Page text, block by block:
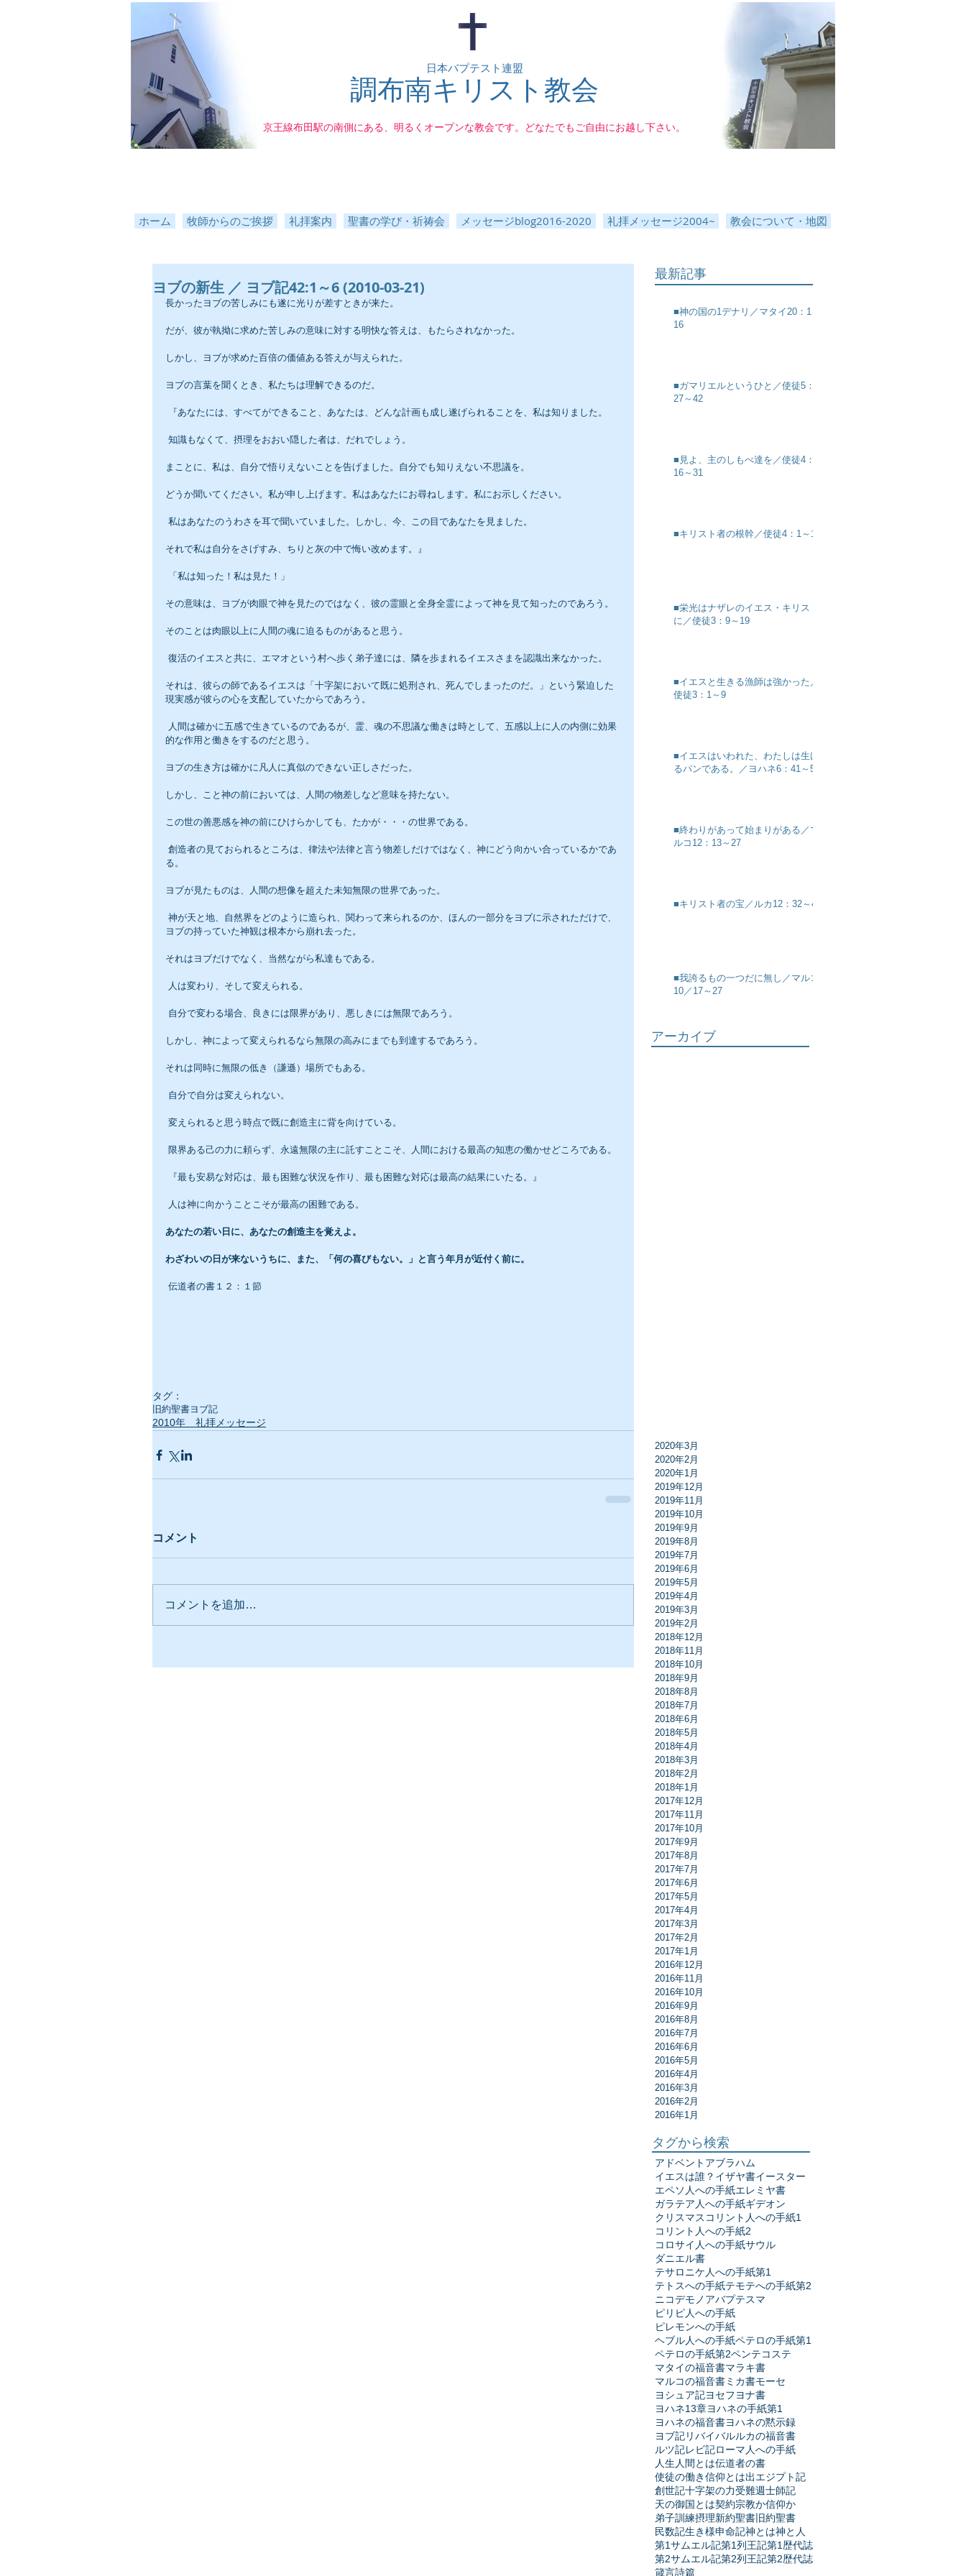
京王線布田駅の南側にある、明るくオープンな教会です。どなたでもご自由にお越し下さい。
日本バプテスト連盟
調布南キリスト教会
ホーム 牧師からのご挨拶 礼拝案内 聖書の学び・祈祷会 メッセージblog2016-2020 礼拝メッセージ2004~ 教会について・地図
ヨブの新生 ／ ヨブ記42:1～6 (2010-03-21)
長かったヨブの苦しみにも遂に光りが差すときが来た。
だが、彼が執拗に求めた苦しみの意味に対する明快な答えは、もたらされなかった。
しかし、ヨブが求めた百倍の価値ある答えが与えられた。
ヨブの言葉を聞くとき、私たちは理解できるのだ。
『あなたには、すべてができること、あなたは、どんな計画も成し遂げられることを、私は知りました。
知識もなくて、摂理をおおい隠した者は、だれでしょう。
まことに、私は、自分で悟りえないことを告げました。自分でも知りえない不思議を。
どうか聞いてください。私が申し上げます。私はあなたにお尋ねします。私にお示しください。
私はあなたのうわさを耳で聞いていました。しかし、今、この目であなたを見ました。
それで私は自分をさげすみ、ちりと灰の中で悔い改めます。』
「私は知った！私は見た！」
その意味は、ヨブが肉眼で神を見たのではなく、彼の霊眼と全身全霊によって神を見て知ったのであろう。
そのことは肉眼以上に人間の魂に迫るものがあると思う。
復活のイエスと共に、エマオという村へ歩く弟子達には、隣を歩まれるイエスさまを認識出来なかった。
それは、彼らの師であるイエスは「十字架において既に処刑され、死んでしまったのだ。」という緊迫した
現実感が彼らの心を支配していたからであろう。
的な作用と働きをするのだと思う。
ヨブの生き方は確かに凡人に真似のできない正しさだった。
しかし、こと神の前においては、人間の物差しなど意味を持たない。
この世の善悪感を神の前にひけらかしても、たかが・・・の世界である。
る。
ヨブが見たものは、人間の想像を超えた未知無限の世界であった。
ヨブの持っていた神観は根本から崩れ去った。
それはヨブだけでなく、当然ながら私達もである。
人は変わり、そして変えられる。
自分で変わる場合、良きには限界があり、悪しきには無限であろう。
しかし、神によって変えられるなら無限の高みにまでも到達するであろう。
それは同時に無限の低き（謙遜）場所でもある。
自分で自分は変えられない。
変えられると思う時点で既に創造主に背を向けている。
限界ある己の力に頼らず、永遠無限の主に託すことこそ、人間における最高の知恵の働かせどころである。
『最も安易な対応は、最も困難な状況を作り、最も困難な対応は最高の結果にいたる。』
人は神に向かうことこそが最高の困難である。
あなたの若い日に、あなたの創造主を覚えよ。
わざわいの日が来ないうちに、また、「何の喜びもない。」と言う年月が近付く前に。
伝道者の書１２：１節
タグ：
旧約聖書ヨブ記
2010年 礼拝メッセージ
コメント
コメントを追加…
最新記事
■神の国の1デナリ／マタイ20：1～
16
■ガマリエルというひと／使徒5：
27～42
■見よ、主のしもべ達を／使徒4：
16～31
■キリスト者の根幹／使徒4：1～12
■栄光はナザレのイエス・キリスト
に／使徒3：9～19
■イエスと生きる漁師は強かった／
使徒3：1～9
■イエスはいわれた、わたしは生け
るパンである。／ヨハネ6：41～51
■終わりがあって始まりがある／マ
ルコ12：13～27
■キリスト者の宝／ルカ12：32～40
■我誇るもの一つだに無し／マルコ
10／17～27
アーカイブ
2020年3月
2020年2月
2020年1月
2019年12月
2019年11月
2019年10月
2019年9月
2019年8月
2019年7月
2019年6月
2019年5月
2019年4月
2019年3月
2019年2月
2018年12月
2018年11月
2018年10月
2018年9月
2018年8月
2018年7月
2018年6月
2018年5月
2018年4月
2018年3月
2018年2月
2018年1月
2017年12月
2017年11月
2017年10月
2017年9月
2017年8月
2017年7月
2017年6月
2017年5月
2017年4月
2017年3月
2017年2月
2017年1月
2016年12月
2016年11月
2016年10月
2016年9月
2016年8月
2016年7月
2016年6月
2016年5月
2016年4月
2016年3月
2016年2月
2016年1月
タグから検索
アドベント アブラハム
イエスは誰？ イザヤ書イースター
エペソ人への手紙エレミヤ書
ガラテア人への手紙ギデオン
クリスマス コリント人への手紙1
コリント人への手紙2
コロサイ人への手紙サウル
ダニエル書
テサロニケ人への手紙第1
テトスへの手紙テモテへの手紙第2
ニコデモ ノアバプテスマ
ピリピ人への手紙
ピレモンへの手紙
ヘブル人への手紙ペテロの手紙第1
ペテロの手紙第2ペンテコステ
マタイの福音書マラキ書
マルコの福音書ミカ書モーセ
ヨシュア記ヨセフヨナ書
ヨハネ13章ヨハネの手紙第1
ヨハネの福音書ヨハネの黙示録
ヨブ記リバイバルルカの福音書
ルツ記レビ記ローマ人への手紙
人生 人間とは伝道者の書
使徒の働き信仰とは出エジプト記
創世記十字架の力受難週士師記
天の御国とは契約宗教か信仰か
弟子訓練摂理新約聖書 旧約聖書
民数記生き様申命記神とは神と人
第1サムエル記第1列王記第1歴代誌
第2サムエル記第2列王記第2歴代誌
箴言詩篇